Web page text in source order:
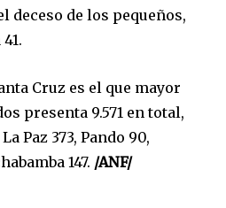
below. Don't worry, we respect
your inbox. Your information is
deceso de los pequeños,
Cruz es el que mayor
presenta 9.571 en total,
Paz 373, Pando 90,
147. /ANF/